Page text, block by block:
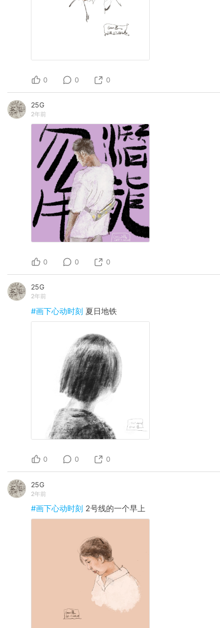
0 0 0
25G
2年前
0 0 0
25G
2年前
#画下心动时刻 夏日地铁
0 0 0
25G
2年前
#画下心动时刻 2号线的一个早上